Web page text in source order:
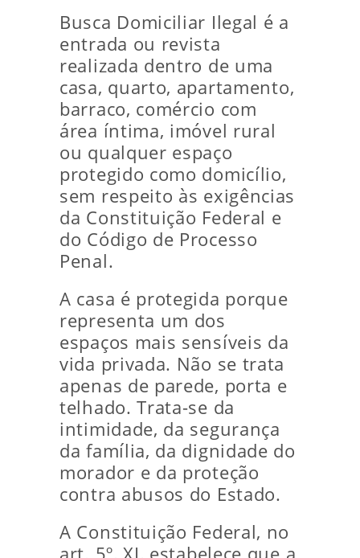
Busca Domiciliar Ilegal é a
entrada ou revista
realizada dentro de uma
casa, quarto, apartamento,
barraco, comércio com
área íntima, imóvel rural
ou qualquer espaço
protegido como domicílio,
sem respeito às exigências
da Constituição Federal e
do Código de Processo
Penal.
A casa é protegida porque
representa um dos
espaços mais sensíveis da
vida privada. Não se trata
apenas de parede, porta e
telhado. Trata-se da
intimidade, da segurança
da família, da dignidade do
morador e da proteção
contra abusos do Estado.
A Constituição Federal, no